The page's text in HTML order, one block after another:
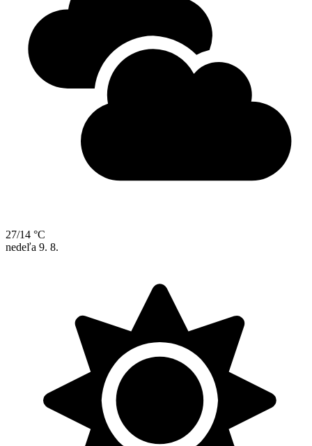
27/14 °C
nedeľa 9. 8.